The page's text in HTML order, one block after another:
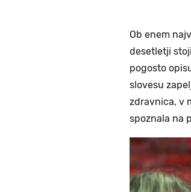
Ob enem
desetletji stoji
pogosto
slovesu
zdravnica, v
spoznala na